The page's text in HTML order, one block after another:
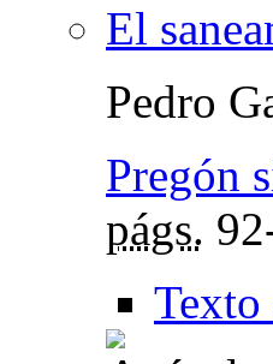
El
Pedro
Pregón
págs.
Texto